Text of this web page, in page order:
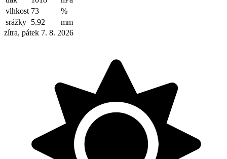
vlhkost 73
%
srážky 5.92
mm
zítra, pátek 7. 8. 2026